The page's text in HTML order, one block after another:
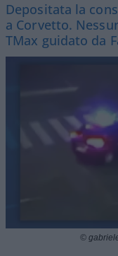
Depositata la
a Corvetto.
TMax guidato da
©